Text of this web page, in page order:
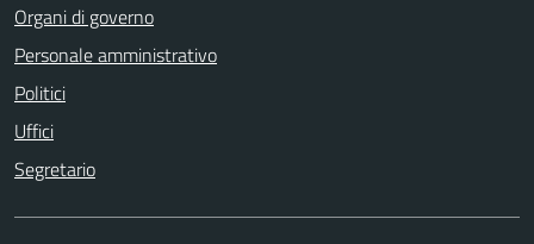
Organi di governo
Personale amministrativo
Politici
Uffici
Segretario